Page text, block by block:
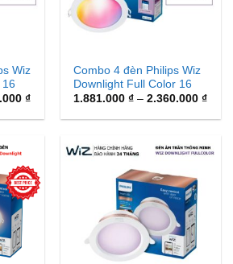
Wiz
16
₫Khoảng
từ
5.775.000 ₫
Combo 4 đèn Philips Wiz
Downlight Full Color 16
triệu màu Wifi & Matter
1.881.000₫ – 2.360.000₫
từ